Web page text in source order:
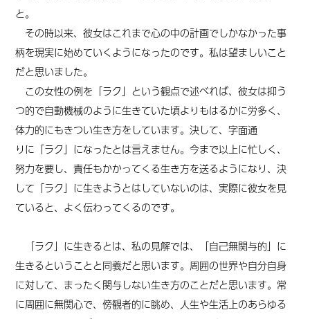
と。
その時以来、彼女はこれまで心の中の計画でしかなかった事
柄を現実に始めていくようになったのです。私は望ましいこと
だと思いました。
この女性の例を「ラク」という観点で述べれば、彼女は抑う
つ的で自動機械のように生きていた頃よりもはるかに労多く、
体力的にもきつい生き方をしています。決して、字面通
りに 「ラク」になったとは言えません。今まで以上に忙しく、
努力を要し、責任もかかってくる生き方を送るようになり、決
して「ラク」に生きようとはしていないのは、実際に彼女を見
ていると、よく伝わってくるのです。
「ラク」に生きるとは、私の見解では、「自己無関与的」に
生きるということと同義だと思います。周囲の世界や自分自身
に対して、まったく関与しない生き方のことだと思います。常
に周囲に無関心で、傍観者的に眺め、人生や生活上のあらゆる